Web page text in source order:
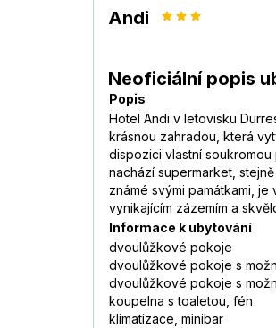
Andi
Neoficiální popis
Popis
Hotel Andi v letovisku
krásnou zahradou, která
dispozici vlastní
nachází supermarket,
známé svými památkami,
vynikajícím zázemím a
Informace k ubytování
dvoulůžkové pokoje
dvoulůžkové pokoje s
dvoulůžkové pokoje s
koupelna s toaletou, fén
klimatizace, minibar